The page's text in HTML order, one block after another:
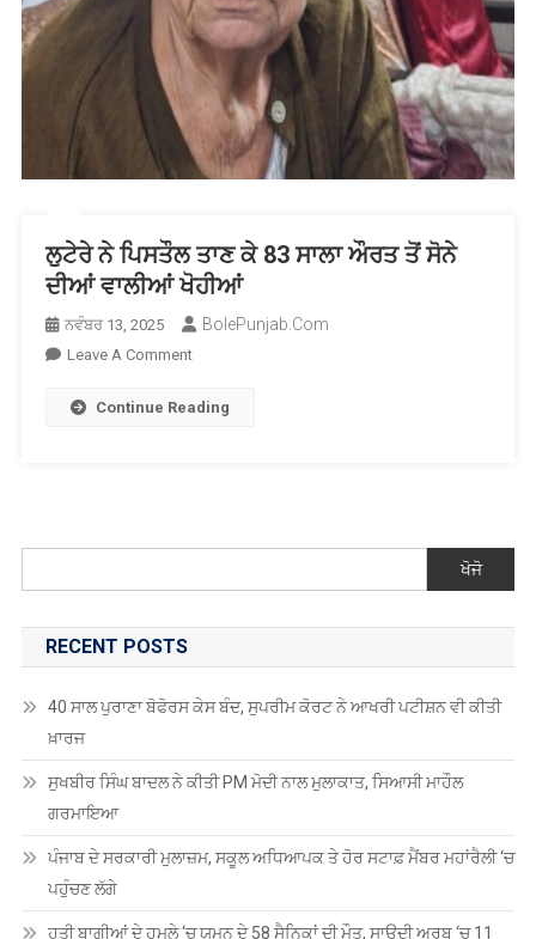
ਲੁਟੇਰੇ ਨੇ ਪਿਸਤੌਲ ਤਾਣ ਕੇ 83 ਸਾਲਾ ਔਰਤ ਤੋਂ ਸੋਨੇ
ਦੀਆਂ ਵਾਲੀਆਂ ਖੋਹੀਆਂ
ਨਵੰਬਰ 13, 2025 BolePunjab.com
Leave A CommentOn
ਨੇ
ਸਾਲਾ
ਸੋਨੇ
ਖੋਹੀਆਂ
Continue Reading
ਖੋਜੋ
RECENT POSTS
40 ਸਾਲ ਪੁਰਾਣਾ ਬੋਫੋਰਸ ਕੇਸ ਬੰਦ, ਸੁਪਰੀਮ ਕੋਰਟ ਨੇ ਆਖਰੀ ਪਟੀਸ਼ਨ ਵੀ ਕੀਤੀ
ਖ਼ਾਰਜ
ਸੁਖਬੀਰ ਸਿੰਘ ਬਾਦਲ ਨੇ ਕੀਤੀ PM ਮੋਦੀ ਨਾਲ ਮੁਲਾਕਾਤ, ਸਿਆਸੀ ਮਾਹੌਲ
ਗਰਮਾਇਆ
ਪੰਜਾਬ ਦੇ ਸਰਕਾਰੀ ਮੁਲਾਜ਼ਮ, ਸਕੂਲ ਅਧਿਆਪਕ ਤੇ ਹੋਰ ਸਟਾਫ਼ ਮੈਂਬਰ ਮਹਾਂਰੈਲੀ ‘ਚ
ਪਹੁੰਚਣ ਲੱਗੇ
ਹੂਤੀ ਬਾਗੀਆਂ ਦੇ ਹਮਲੇ ‘ਚ ਯਮਨ ਦੇ 58 ਸੈਨਿਕਾਂ ਦੀ ਮੌਤ, ਸਾਊਦੀ ਅਰਬ ‘ਚ 11